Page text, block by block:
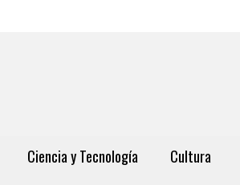
Ciencia y Tecnología Cultura